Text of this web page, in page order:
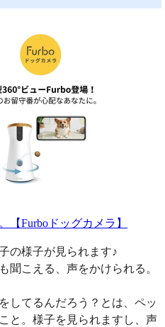
【Furboドッグカメラ】
の様子が見られます♪
聞こえる、声をかけられる。
してるんだろう？とは、ペッ
と。様子を見られますし、声